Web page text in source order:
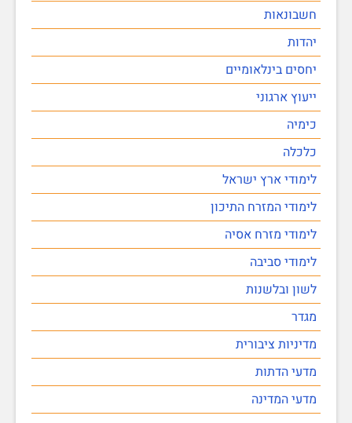
חשבונאות
יהדות
יחסים בינלאומיים
ייעוץ ארגוני
כימיה
כלכלה
לימודי ארץ ישראל
לימודי המזרח התיכון
לימודי מזרח אסיה
לימודי סביבה
לשון ובלשנות
מגדר
מדיניות ציבורית
מדעי הדתות
מדעי המדינה